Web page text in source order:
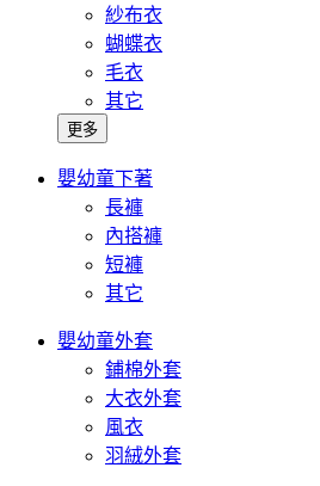
紗布衣
蝴蝶衣
毛衣
其它
更多
嬰幼童下著
長褲
內搭褲
短褲
其它
嬰幼童外套
鋪棉外套
大衣外套
風衣
羽絨外套